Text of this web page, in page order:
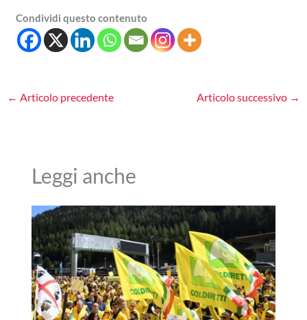
Condividi questo contenuto
← Articolo precedente Articolo successivo →
Leggi anche